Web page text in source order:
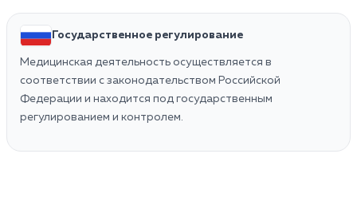
Государственное регулирование
Медицинская деятельность осуществляется в
соответствии с законодательством Российской
Федерации и находится под государственным
регулированием и контролем.